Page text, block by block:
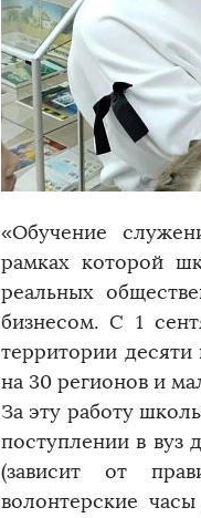
«Обучение
рамках которой
реальных
бизнесом. С 1
территории
на 30 регионов и
За эту работу
поступлении в вуз
(зависит от
волонтерские